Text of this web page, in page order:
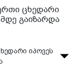
ცხედარი
გაიზარდა
იპოვეს